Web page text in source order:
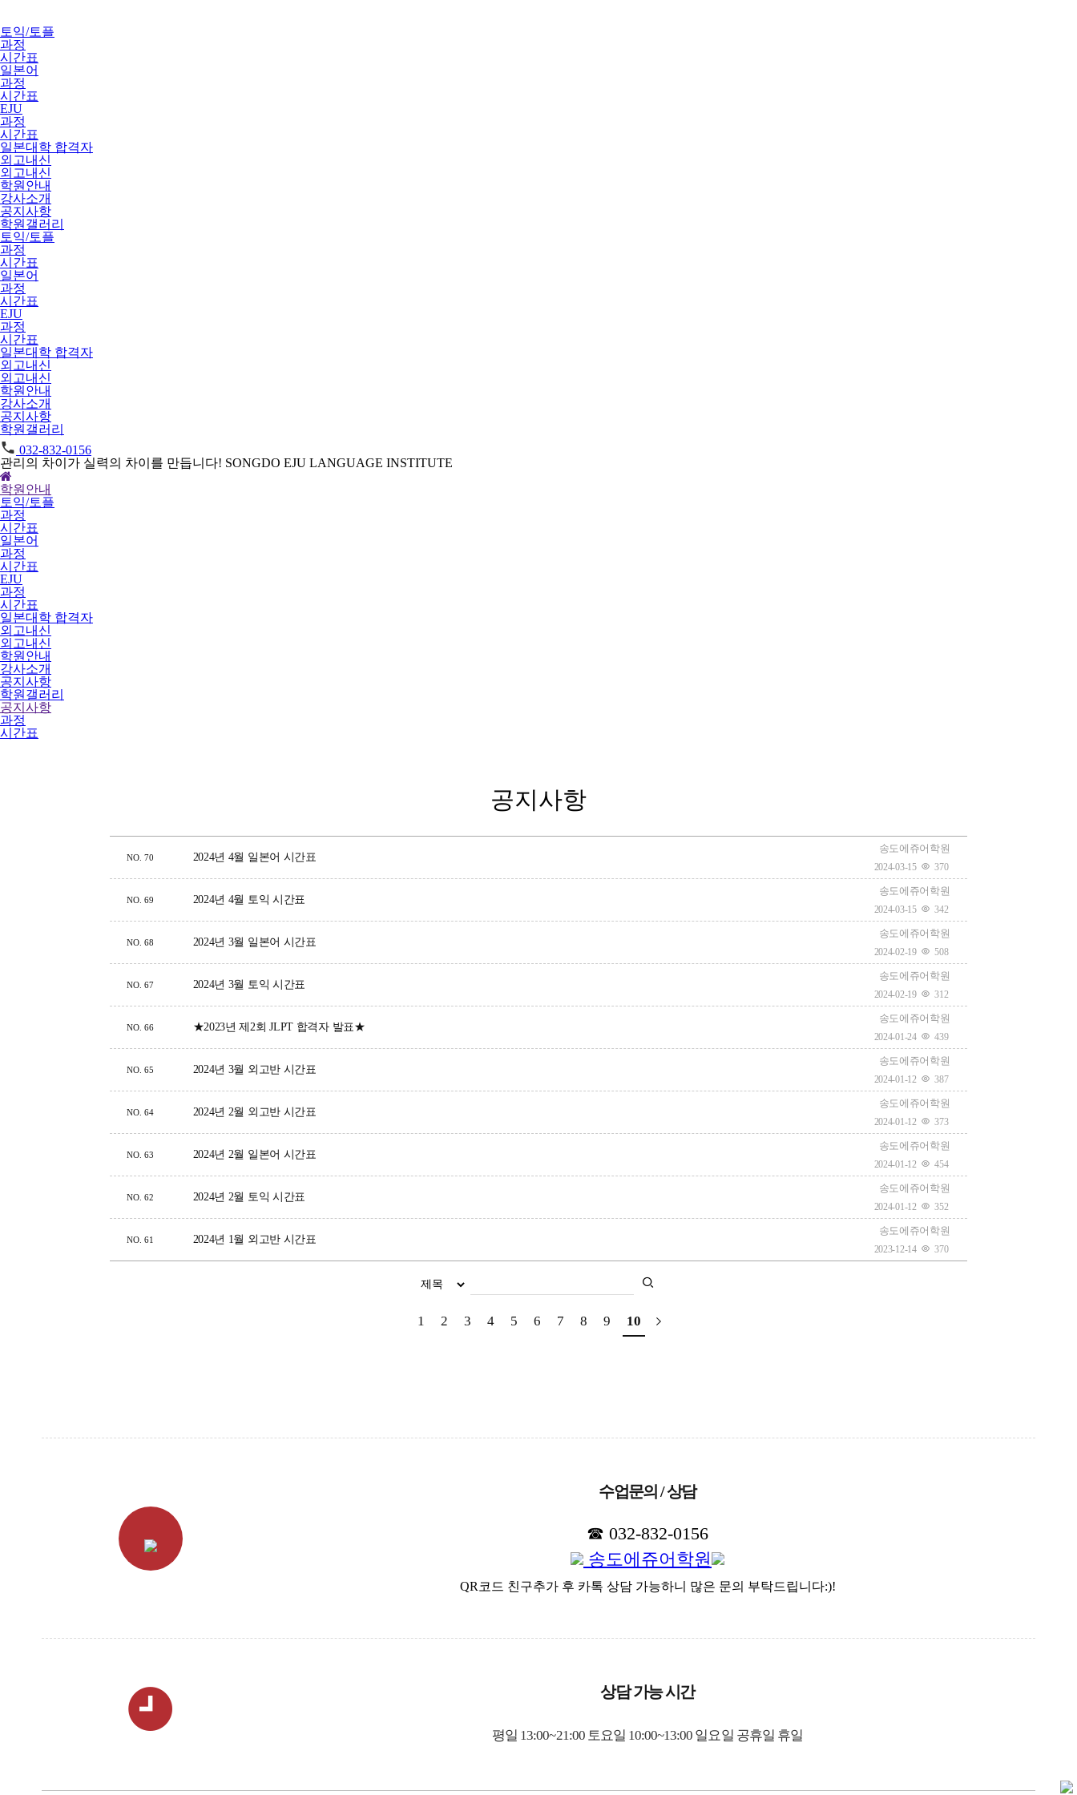
토익/토플
과정
시간표
일본어
과정
시간표
EJU
과정
시간표
일본대학 합격자
외고내신
외고내신
학원안내
강사소개
공지사항
학원갤러리
토익/토플
과정
시간표
일본어
과정
시간표
EJU
과정
시간표
일본대학 합격자
외고내신
외고내신
학원안내
강사소개
공지사항
학원갤러리
032-832-0156
관리의 차이가 실력의 차이를 만듭니다! SONGDO EJU LANGUAGE INSTITUTE
학원안내
토익/토플
과정
시간표
일본어
과정
시간표
EJU
과정
시간표
일본대학 합격자
외고내신
외고내신
학원안내
강사소개
공지사항
학원갤러리
공지사항
과정
시간표
공지사항
NO.70 2024년 4월 일본어 시간표
송도에쥬어학원
2024-03-15 370
NO.69 2024년 4월 토익 시간표
송도에쥬어학원
2024-03-15 342
NO.68 2024년 3월 일본어 시간표
송도에쥬어학원
2024-02-19 508
NO.67 2024년 3월 토익 시간표
송도에쥬어학원
2024-02-19 312
NO.66 ★2023년 제2회 JLPT 합격자 발표★
송도에쥬어학원
2024-01-24 439
NO.65 2024년 3월 외고반 시간표
송도에쥬어학원
2024-01-12 387
NO.64 2024년 2월 외고반 시간표
송도에쥬어학원
2024-01-12 373
NO.63 2024년 2월 일본어 시간표
송도에쥬어학원
2024-01-12 454
NO.62 2024년 2월 토익 시간표
송도에쥬어학원
2024-01-12 352
NO.61 2024년 1월 외고반 시간표
송도에쥬어학원
2023-12-14 370
1 2 3 4 5 6 7 8 9 10
수업문의 / 상담
☎ 032-832-0156
송도에쥬어학원
QR코드 친구추가 후 카톡 상담 가능하니 많은 문의 부탁드립니다:)!
상담 가능 시간
평일 13:00~21:00 토요일 10:00~13:00 일요일 공휴일 휴일